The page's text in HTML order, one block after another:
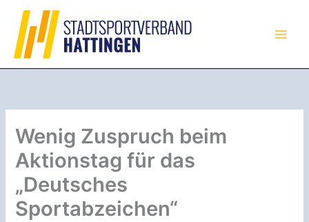
Inhalt
springen
Wenig Zuspruch beim
Aktionstag für das
„Deutsches
Sportabzeichen“